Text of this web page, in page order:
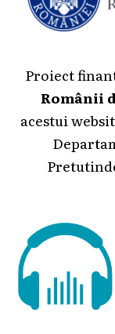
Proiect
Românii
acestui